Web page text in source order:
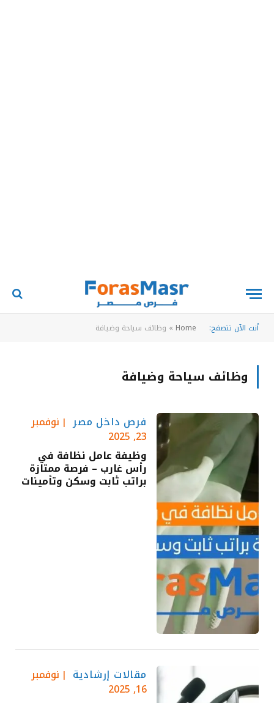
أنت الآن تتصفح: Home
» وظائف سياحة وضيافة
وظائف سياحة وضيافة
فرص داخل مصر نوفمبر
23, 2025
وظيفة عامل نظافة في
رأس غارب – فرصة ممتازة
براتب ثابت وسكن وتأمينات
مقالات إرشادية نوفمبر
16, 2025